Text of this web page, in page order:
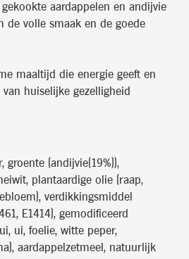
aardappelen en andijvie
de volle smaak en de goede
maaltijd die energie geeft en
huiselijke gezelligheid
groente (andijvie(19%)),
plantaardige olie (raap,
verdikkingsmiddel
E1414), gemodificeerd
ui, foelie, witte peper,
aardappelzetmeel, natuurlijk